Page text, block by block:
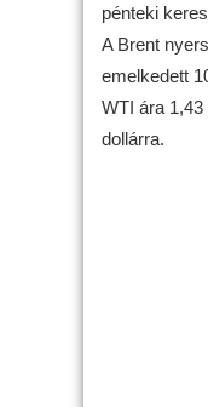
pénteki
A Brent
emelkedett
WTI ára
dollárra.